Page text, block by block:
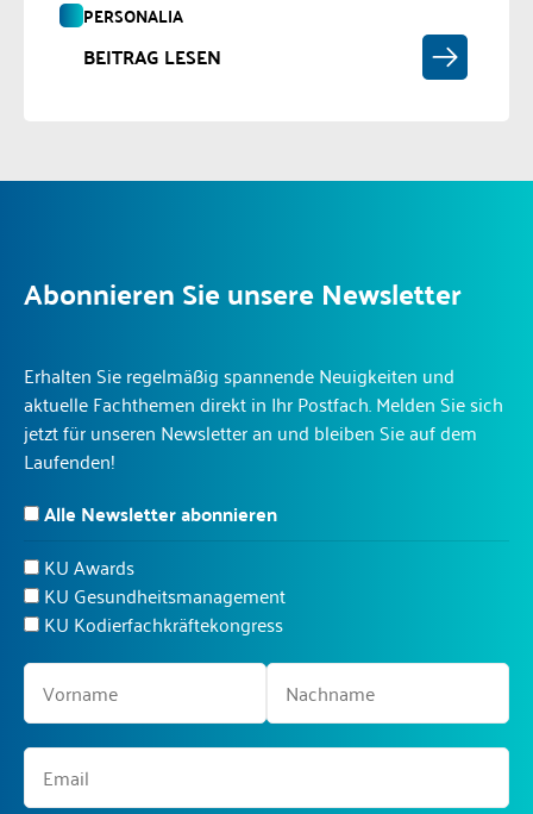
PERSONALIA
BEITRAG LESEN
Abonnieren Sie unsere Newsletter
Erhalten Sie regelmäßig spannende Neuigkeiten und
aktuelle Fachthemen direkt in Ihr Postfach. Melden Sie sich
jetzt für unseren Newsletter an und bleiben Sie auf dem
Laufenden!
Alle Newsletter abonnieren
KU Awards
KU Gesundheitsmanagement
KU Kodierfachkräftekongress